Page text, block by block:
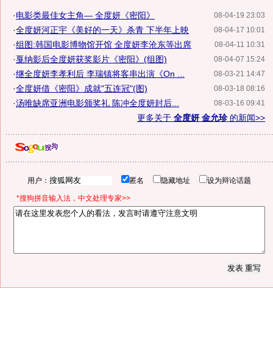
08-04-19 23:03
·电影类最佳女主角— 全度妍《密阳》
08-04-17 10:01
·全度妍河正宇《美好的一天》杀青 下半年上映
08-04-11 10:31
·组图:韩国电影博物馆开馆 全度妍李沧东等出席
08-04-07 15:24
·戛纳影后全度妍获奖影片《密阳》(组图)
08-03-21 14:47
·继全度妍李孝利后 李瑞镇将客串出演《On ...
08-03-18 08:16
·全度妍借《密阳》成就"五连冠"(图)
08-03-16 09:41
·汤唯缺席亚洲电影颁奖礼 陈冲全度妍封后...
更多关于 全度妍 金允珍的新闻>>
用户： 匿名 隐藏地址 设为辩论话题
*搜狗拼音输入法，中文处理专家>>